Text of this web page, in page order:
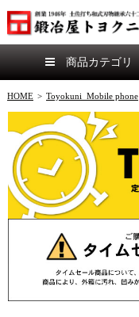
商品カテゴリ
HOME > Toyokuni_Mobile phone